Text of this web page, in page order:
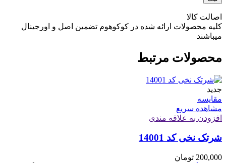
اصالت کالا
کلیه محصولات ارائه شده در کوکوهوم تضمین اصل و اورجینال
میباشند
محصولات مرتبط
جدید
مقایسه
مشاهده سریع
افزودن به علاقه مندی
شرتک نخی کد 14001
200,000 تومان